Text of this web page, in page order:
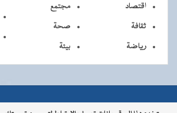
اقتصاد
ثقافة
رياضة
مجتمع
صحة
بيئة
جميــــع جميع الحقوق محفوظة © 2026 - الوكالة الموريتانية للأنباء